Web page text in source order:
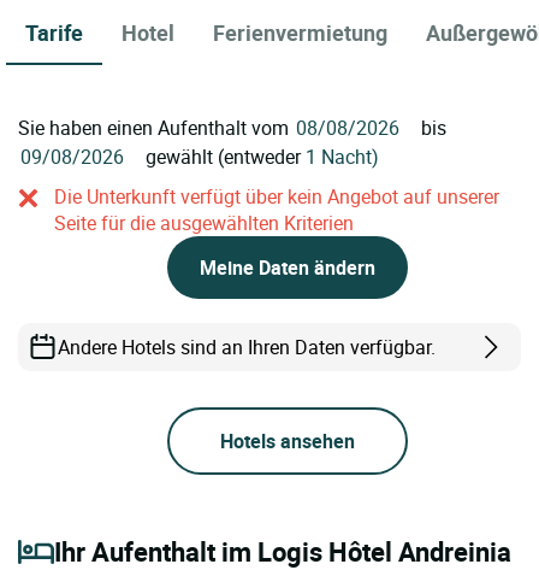
Tarife Hotel Ferienvermietung
Sie haben einen Aufenthalt vom
bis
gewählt (entweder1 Nacht)
Die Unterkunft verfügt über kein Angebot auf unserer
Seite für die ausgewählten Kriterien
Meine Daten ändern
Andere Hotels sind an Ihren Daten verfügbar.
Hotels ansehen
Ihr Aufenthalt im Logis Hôtel Andreinia